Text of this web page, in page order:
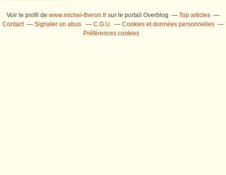
Voir le profil de www.michel-theron.fr sur le portail Overblog
Top articles
Contact
Signaler un abus C.G.U.
Cookies et données personnelles
Préférences cookies